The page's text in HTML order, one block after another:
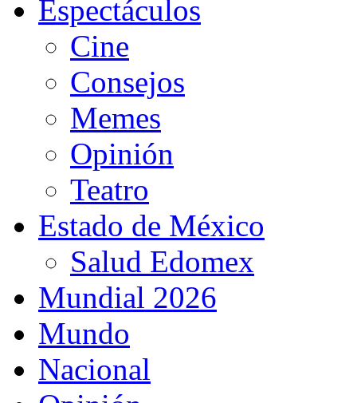
Espectáculos
Cine
Consejos
Memes
Opinión
Teatro
Estado de México
Salud Edomex
Mundial 2026
Mundo
Nacional